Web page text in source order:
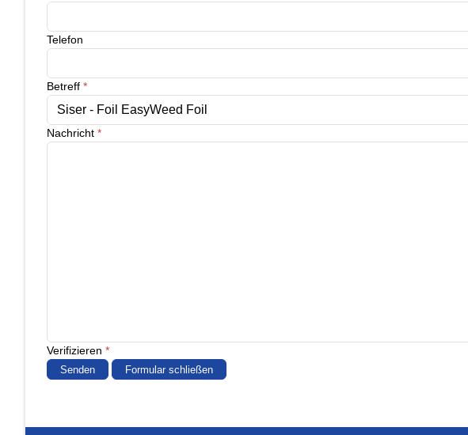
Telefon
Betreff *
Nachricht *
Verifizieren *
Senden Formular schließen